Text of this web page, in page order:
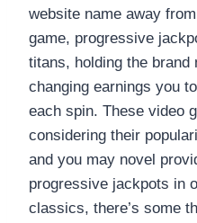
website name away
game, progressive
titans, holding the
changing earnings you
each spin. These video
considering their
and you may novel
progressive jackpots in
classics, there’s some